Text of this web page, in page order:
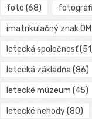
foto (68)
imatrikulačný znak OM
letecká spoločnosť
letecká základňa (86)
letecké múzeum (45)
letecké nehody(80)